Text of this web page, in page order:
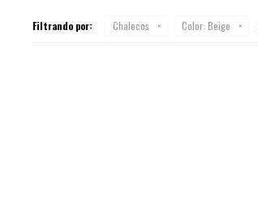
Filtrando por: Chalecos Color: Beige